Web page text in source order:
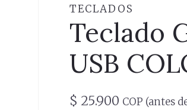
TECLADOS
Teclado
USB
$ 25.900 COP (antes